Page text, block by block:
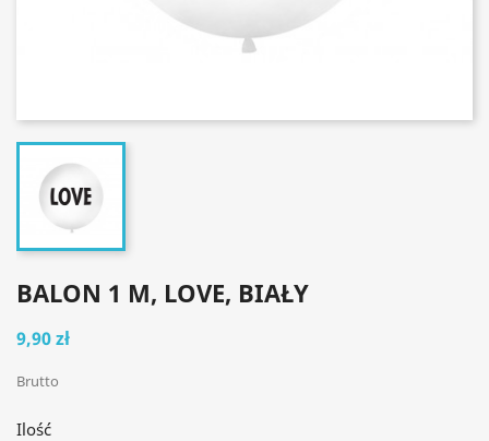
BALON 1 M, LOVE, BIAŁY
9,90 zł
Brutto
Ilość